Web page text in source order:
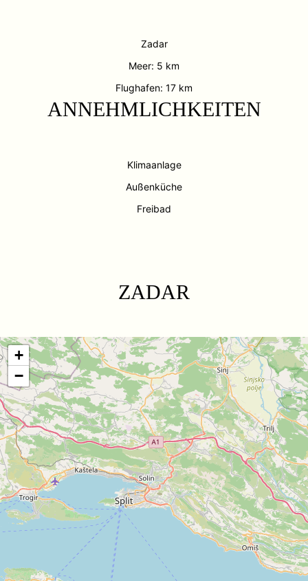
Zadar
Meer: 5 km
Flughafen: 17 km
ANNEHMLICHKEITEN
Klimaanlage
Außenküche
Freibad
ZADAR
+
−